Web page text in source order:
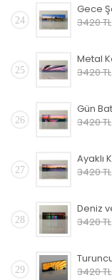
24
3420 TL
25
3420 TL
26
3420 TL
27
3420 TL
28
3420 TL
29
3420 TL